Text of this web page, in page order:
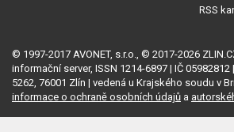
RSS
© 1997-2017 AVONET, s.r.o., © 2017-2026
informační server, ISSN 1214-6897 | IČ
5262, 76001 Zlín | vedená u Krajského soudu v
informace o ochraně osobních údajů a